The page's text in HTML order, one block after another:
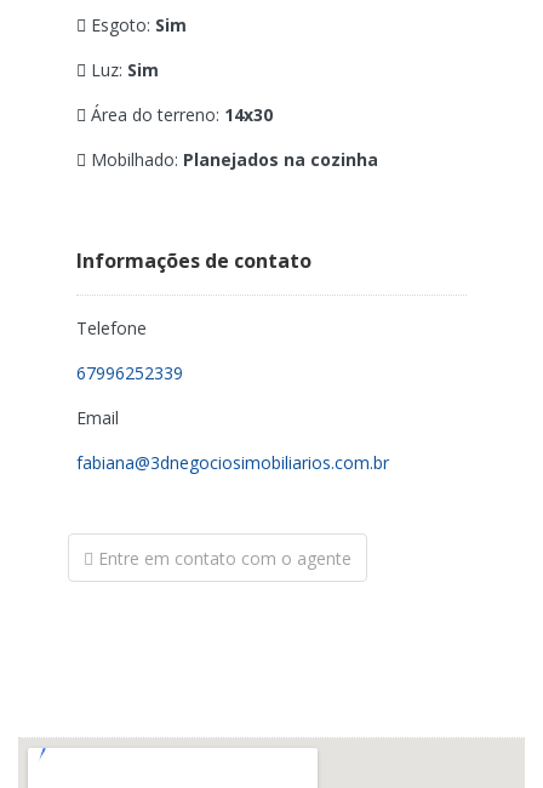
Esgoto: Sim
Luz: Sim
Área do terreno: 14x30
Mobilhado: Planejados na cozinha
Informações de contato
Telefone
67996252339
Email
fabiana@3dnegociosimobiliarios.com.br
Entre em contato com o agente